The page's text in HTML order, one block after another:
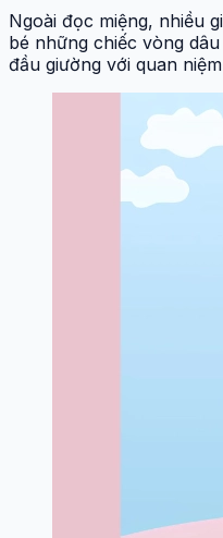
Ngoài đọc miệng, nhiều
bé những chiếc vòng
đầu giường với quan